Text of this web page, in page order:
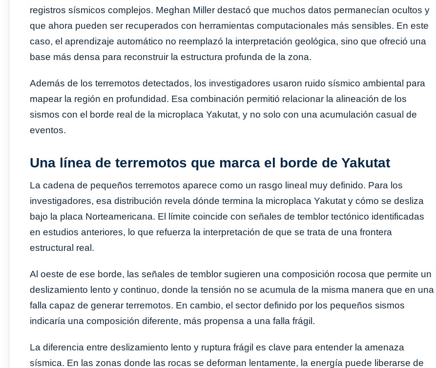
registros sísmicos complejos. Meghan Miller destacó que muchos datos permanecían ocultos y
que ahora pueden ser recuperados con herramientas computacionales más sensibles. En este
caso, el aprendizaje automático no reemplazó la interpretación geológica, sino que ofreció una
base más densa para reconstruir la estructura profunda de la zona.
Además de los terremotos detectados, los investigadores usaron ruido sísmico ambiental para
mapear la región en profundidad. Esa combinación permitió relacionar la alineación de los
sismos con el borde real de la microplaca Yakutat, y no solo con una acumulación casual de
eventos.
Una línea de terremotos que marca el borde de Yakutat
La cadena de pequeños terremotos aparece como un rasgo lineal muy definido. Para los
investigadores, esa distribución revela dónde termina la microplaca Yakutat y cómo se desliza
bajo la placa Norteamericana. El límite coincide con señales de temblor tectónico identificadas
en estudios anteriores, lo que refuerza la interpretación de que se trata de una frontera
estructural real.
Al oeste de ese borde, las señales de temblor sugieren una composición rocosa que permite un
deslizamiento lento y continuo, donde la tensión no se acumula de la misma manera que en una
falla capaz de generar terremotos. En cambio, el sector definido por los pequeños sismos
indicaría una composición diferente, más propensa a una falla frágil.
La diferencia entre deslizamiento lento y ruptura frágil es clave para entender la amenaza
sísmica. En las zonas donde las rocas se deforman lentamente, la energía puede liberarse de